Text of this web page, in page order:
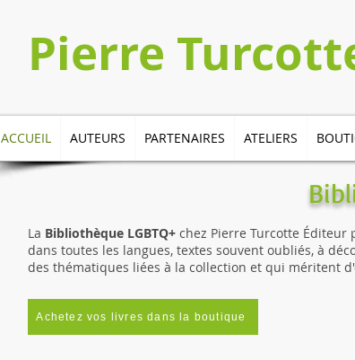
​​​​Pierre
La Bibliothèque LGBTQ+ chez Pierre Turcotte Éditeur
dans toutes les langues, textes souvent oubliés, à
des thématiques liées à la collection et qui méritent
Achetez vos livres dans la boutique
ACCUEIL AUTEURS PARTENAIRES ATELIERS